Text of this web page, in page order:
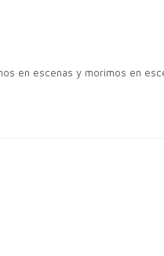
en escenas y morimos en